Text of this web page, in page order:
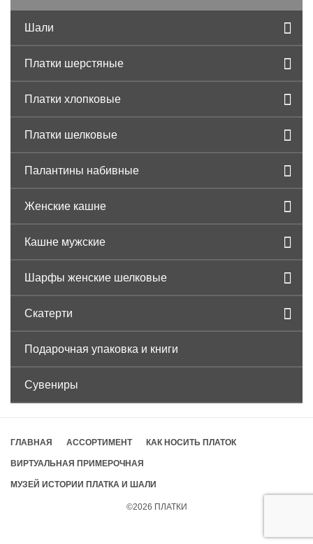
Шали
Платки шерстяные
Платки хлопковые
Платки шелковые
Палантины набивные
Женские кашне
Кашне мужские
Шарфы женские шелковые
Скатерти
Подарочная упаковка и книги
Сувениры
ГЛАВНАЯ АССОРТИМЕНТ КАК НОСИТЬ ПЛАТОК
ВИРТУАЛЬНАЯ ПРИМЕРОЧНАЯ
МУЗЕЙ ИСТОРИИ ПЛАТКА И ШАЛИ
©2026 ПЛАТКИ